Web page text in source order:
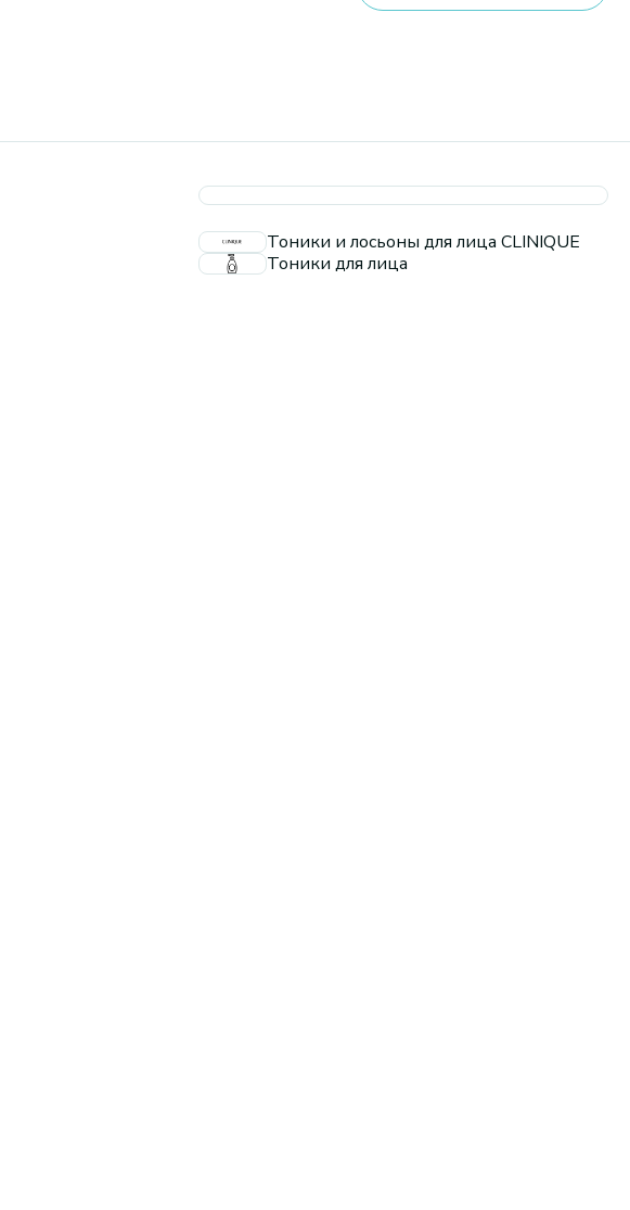
Тоники и лосьоны для лица CLINIQUE
Тоники для лица